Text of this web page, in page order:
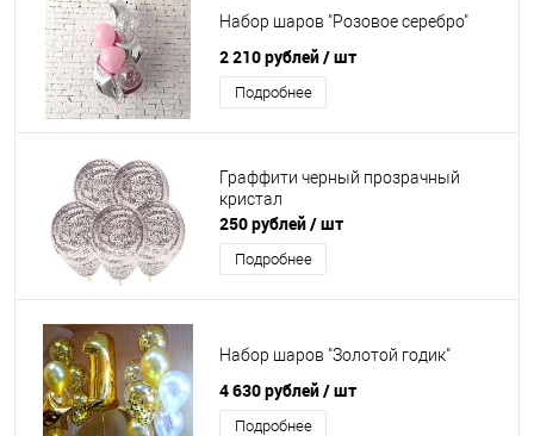
Набор шаров "Розовое серебро"
2 210 рублей/ шт
Подробнее
Граффити черный прозрачный
кристал
250 рублей/ шт
Подробнее
Набор шаров "Золотой годик"
4 630 рублей/ шт
Подробнее